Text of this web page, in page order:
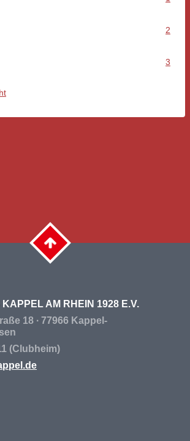
2
3
AM RHEIN 1928 E.V.
18 ∙ 77966 Kappel-
(Clubheim)